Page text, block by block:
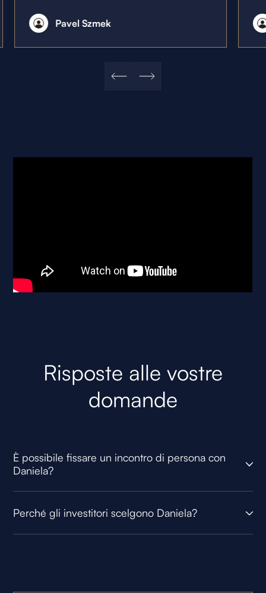
Pavel Szmek
Risposte alle vostre
domande
È possibile fissare un incontro di persona con
Daniela?
Perché gli investitori scelgono Daniela?